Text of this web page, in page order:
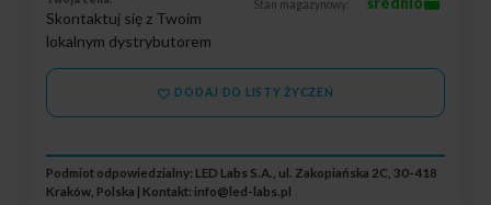
Skontaktuj się z Twoim
lokalnym dystrybutorem
Stan magazynowy:
DODAJ DO LISTY ŻYCZEŃ
Podmiot odpowiedzialny: LED Labs S.A., ul. Zakopiańska 2C, 30-418
Kraków, Polska | Kontakt: info@led-labs.pl